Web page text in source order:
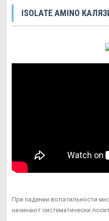
ISOLATE AMINO
При падении волатильности
начинают систематически